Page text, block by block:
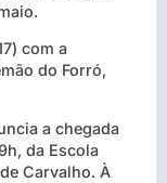
com a
do Forró,
a chegada
da Escola
Carvalho. À